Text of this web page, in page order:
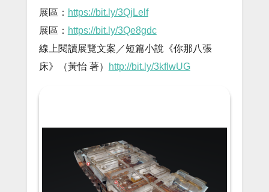
展區： https://bit.ly/3QjLelf
展區： https://bit.ly/3Qe8gdc
線上閱讀展覽文案／短篇小說《你那八張
床》（黃怡 著）
http://bit.ly/3kflwUG